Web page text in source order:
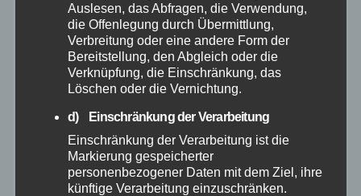
Januar 2026
Dezember 2025
November 2025
Oktober 2025
September 2025
Auslesen, das Abfragen, die Verwendung,
die Offenlegung durch Übermittlung,
Verbreitung oder eine andere Form der
Bereitstellung, den Abgleich oder die
Verknüpfung, die Einschränkung, das
Löschen oder die Vernichtung.
d) Einschränkung der Verarbeitung
Einschränkung der Verarbeitung ist die
Markierung gespeicherter
personenbezogener Daten mit dem Ziel, ihre
künftige Verarbeitung einzuschränken.